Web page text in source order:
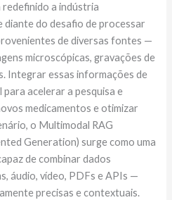
a indústria
diante do desafio de processar
de diversas fontes —
microscópicas, gravações de
Integrar essas informações de
para acelerar a pesquisa e
medicamentos e otimizar
o Multimodal RAG
Generation) surge como uma
de combinar dados
áudio, vídeo, PDFs e APIs —
precisas e contextuais.